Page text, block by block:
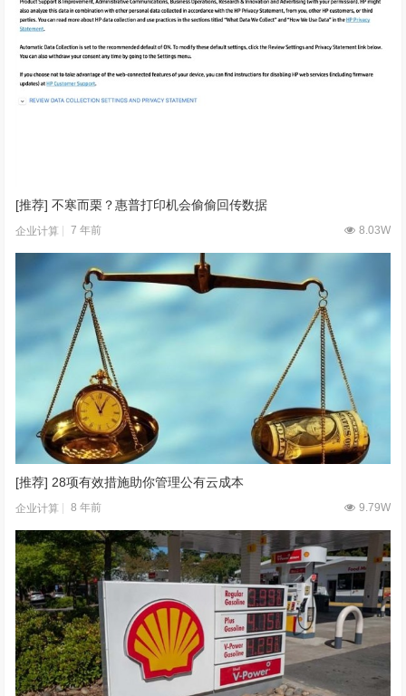
[推荐] 不寒而栗？惠普打印机会偷偷回传数据
企业计算 7 年前 8.03W
[推荐] 28项有效措施助你管理公有云成本
企业计算 8 年前 9.79W